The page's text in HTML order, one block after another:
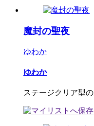
魔封の聖夜
ゆわか
ゆわか
ステージクリア型